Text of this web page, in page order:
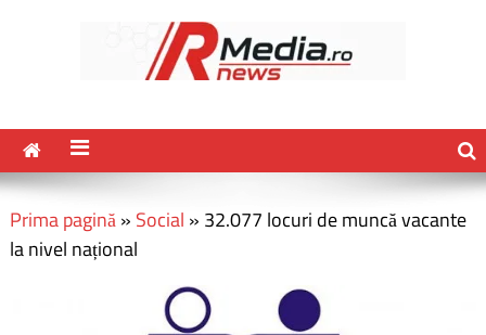
Prima pagină» Social » 32.077 locuri de muncă vacante
la nivel național